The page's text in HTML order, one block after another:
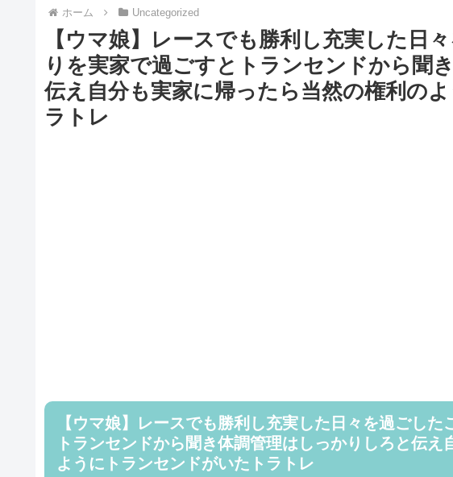
ホーム Uncategorized
【ウマ娘】レースでも勝利し充実した日
りを実家で過ごすとトランセンドから聞
伝え自分も実家に帰ったら当然の権利の
ラトレ
【ウマ娘】レースでも勝利し充実した日々を過ごし
トランセンドから聞き体調管理はしっかりしろと伝
ようにトランセンドがいたトラトレ